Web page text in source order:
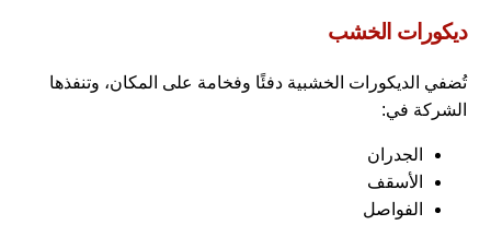
ديكورات الخشب
تُضفي الديكورات الخشبية دفئًا وفخامة على المكان، وتنفذها
الشركة في:
الجدران
الأسقف
الفواصل